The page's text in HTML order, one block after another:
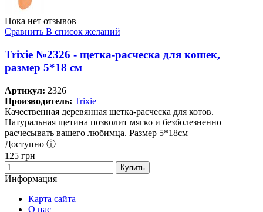
Пока нет отзывов
Сравнить В список желаний
Trixie №2326 - щетка-расческа для кошек,
размер 5*18 см
Артикул: 2326
Производитель: Trixie
Качественная деревянная щетка-расческа для котов.
Натуральная щетина позволит мягко и безболезненно
расчесывать вашего любимца. Размер 5*18см
Доступно ⓘ
125 грн
Купить
Информация
Карта сайта
О нас